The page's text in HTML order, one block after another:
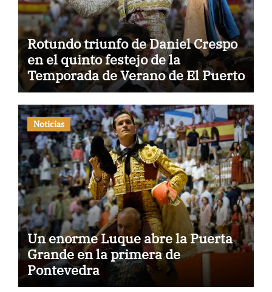
Rotundo triunfo de Daniel Crespo
en el quinto festejo de la
Temporada de Verano de El Puerto
Noticias
Un enorme Luque abre la Puerta
Grande en la primera de
Pontevedra